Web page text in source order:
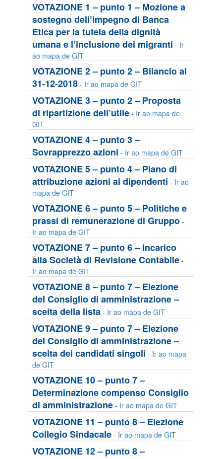
VOTAZIONE 1 – punto 1 – Mozione a
sostegno dell’impegno di Banca
Etica per la tutela della dignità
umana e l’inclusione dei migranti - Ir
ao mapa de GIT
VOTAZIONE 2 – punto 2 – Bilancio al
31-12-2018 - Ir ao mapa de GIT
VOTAZIONE 3 – punto 2 – Proposta
di ripartizione dell’utile - Ir ao mapa de
GIT
VOTAZIONE 4 – punto 3 –
Sovrapprezzo azioni - Ir ao mapa de GIT
VOTAZIONE 5 – punto 4 – Piano di
attribuzione azioni ai dipendenti - Ir ao
mapa de GIT
VOTAZIONE 6 – punto 5 – Politiche e
prassi di remunerazione di Gruppo -
Ir ao mapa de GIT
VOTAZIONE 7 – punto 6 – Incarico
alla Società di Revisione Contabile -
Ir ao mapa de GIT
VOTAZIONE 8 – punto 7 – Elezione
del Consiglio di amministrazione –
scelta della lista - Ir ao mapa de GIT
VOTAZIONE 9 – punto 7 – Elezione
del Consiglio di amministrazione –
scelta dei candidati singoli - Ir ao mapa
de GIT
VOTAZIONE 10 – punto 7 –
Determinazione compenso Consiglio
di amministrazione - Ir ao mapa de GIT
VOTAZIONE 11 – punto 8 – Elezione
Collegio Sindacale - Ir ao mapa de GIT
VOTAZIONE 12 – punto 8 –